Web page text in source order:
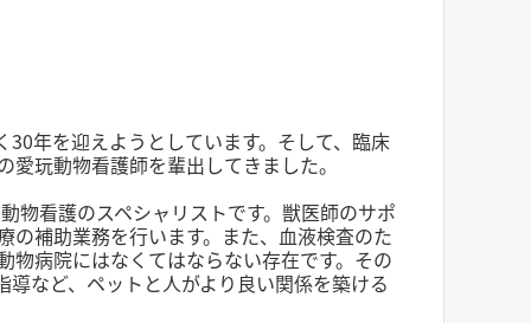
年を迎えようとしています。そして、臨床
玩動物看護師を輩出してきました。
物看護のスペシャリストです。獣医師のサポ
補助業務を行います。また、血液検査のた
病院にはなくてはならない存在です。その
など、ペットと人がより良い関係を築ける